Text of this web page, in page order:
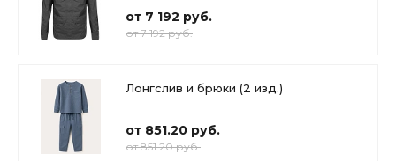
от 7 192 руб.
от 7 192 руб.
Лонгслив и брюки (2 изд.)
от 851.20 руб.
от 851.20 руб.